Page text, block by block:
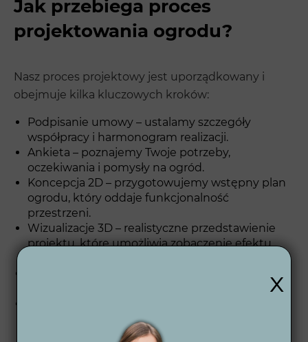
Jak przebiega proces
projektowania ogrodu?
Nasz proces projektowy jest uporządkowany i
obejmuje kilka kluczowych kroków:
Podpisanie umowy – ustalamy szczegóły
współpracy i harmonogram realizacji.
Ankieta – poznajemy Twoje potrzeby,
oczekiwania i pomysły na ogród.
Koncepcja 2D – przygotowujemy wstępny plan
ogrodu, który oddaje funkcjonalność
przestrzeni.
Wizualizacje 3D – realistyczne przedstawienie
projektu, które umożliwia zobaczenie efektu
po zakończeniu prac, oferując doradztwo w
zakresie pielęgnacji ogrodu.
x